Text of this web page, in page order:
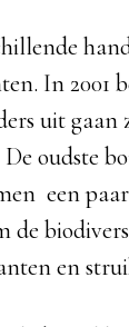
In 2001
uit
oudste
een
de
en